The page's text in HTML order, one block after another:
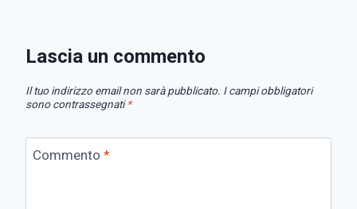
Lascia un commento
Il tuo indirizzo email non sarà pubblicato. I campi obbligatori
sono contrassegnati*
Commento *